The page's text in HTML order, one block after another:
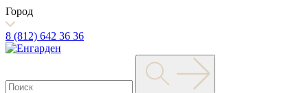
Город
8 (812) 642 36 36